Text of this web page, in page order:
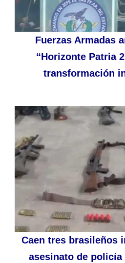
Fuerzas Armadas
“Horizonte Patria
transformación
Caen tres brasileños
asesinato de policía